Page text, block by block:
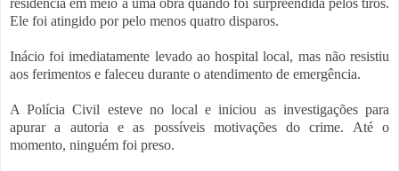
Ele foi atingido por pelo menos quatro disparos.
Inácio foi imediatamente levado ao hospital local, mas não resistiu
aos ferimentos e faleceu durante o atendimento de emergência.
A Polícia Civil esteve no local e iniciou as investigações para
apurar a autoria e as possíveis motivações do crime. Até o
momento, ninguém foi preso.